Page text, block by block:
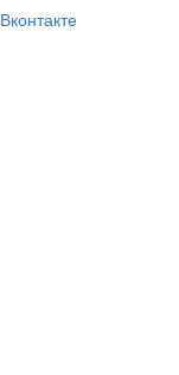
Вконтакте